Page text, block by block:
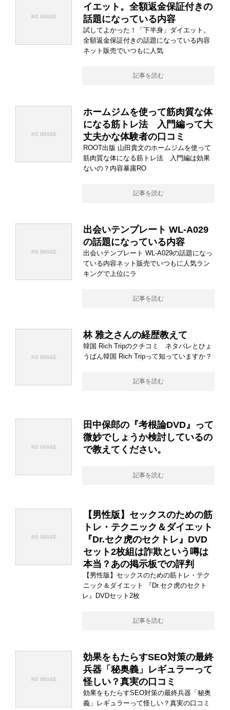
イエット。全額返金保証付きの
話題になっている内容
試してよかった！「下半身」ダイエット。
全額返金保証付きの話題になっている内容
ネット販売でいつもに人気
記事を読む
ホームジムを使って筋肉質な体
になる筋トレ法 入門編って大
丈夫かな体験者の口コミ
ROOT出版 山田貴文のホームジムを使って
筋肉質な体になる筋トレ法 入門編は効果
ないの？内容暴露RO
記事を読む
出会いテンプレート WL-A029
の話題になっている内容
出会いテンプレート WL-A029の話題になっ
ている内容ネット販売でいつもに人気ラン
キングで上位にラ
記事を読む
林 雅之さんの経歴教えて
韓国 Rich Tripのクチコミ ネタバレとひょ
うばん韓国 Rich Tripって知っていますか？
記事を読む
田中保郎の『考根論DVD』って
微妙でしょうか検討しているの
で教えてください。
記事を読む
【男性版】セックスのための筋
トレ・テクニック＆ダイエット
『Dr.セク虎のセクトレ』DVD
セット2枚組は詐欺という噂は
本当？あの掲示板での評判
【男性版】セックスのための筋トレ・テク
ニック＆ダイエット 『Dr.セク虎のセクト
レ』DVDセット2枚
記事を読む
効果をもたらすSEO対策の最終
兵器「秘奥義」レギュラーって
怪しい？真実の口コミ
効果をもたらすSEO対策の最終兵器「秘奥
義」レギュラーって怪しい？真実の口コミ